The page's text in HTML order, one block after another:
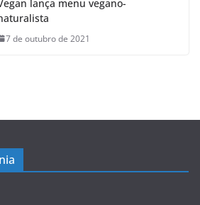
lança menu vegano-
7 de outubro de 2021